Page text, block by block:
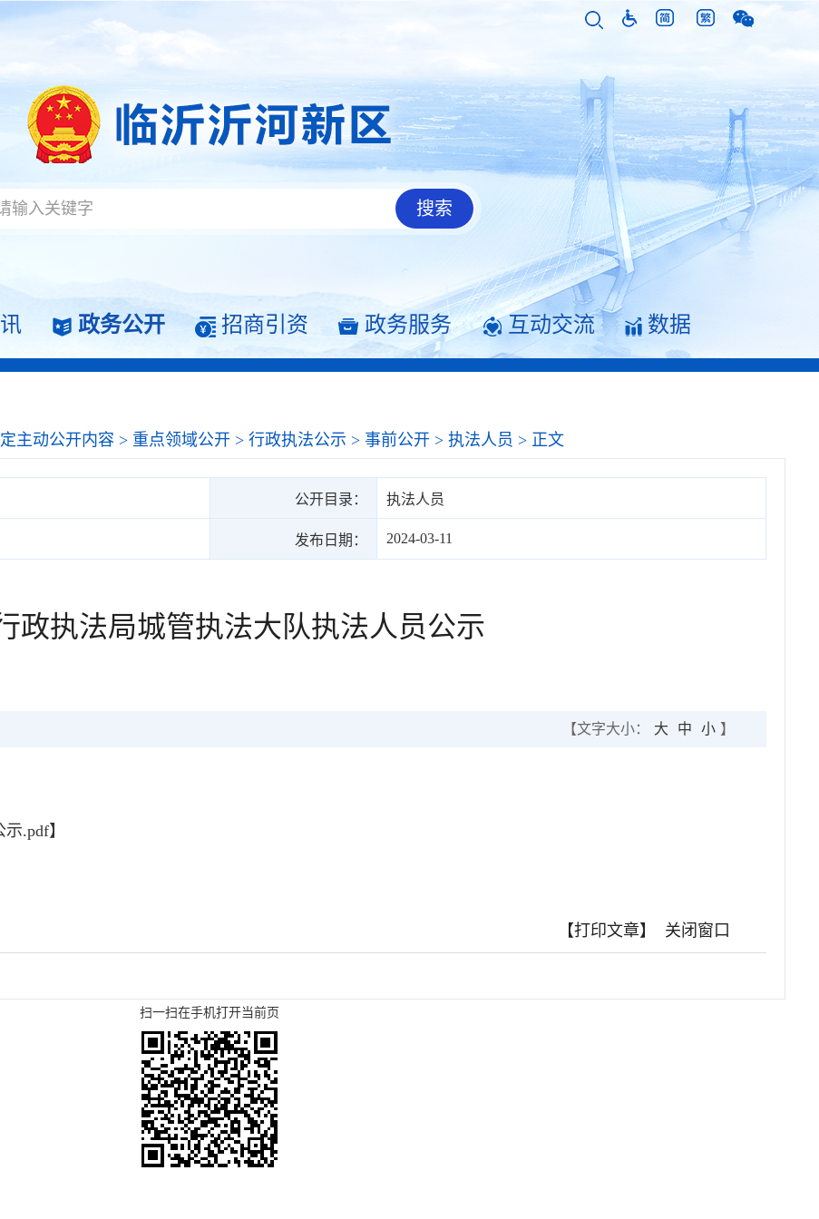
政务公开 招商引资 政务服务 互动交流 数据
主动公开内容 > 重点领域公开 > 行政执法公示 > 事前公开 > 执法人员 > 正文
公开目录： 执法人员
发布日期： 2024-03-11
政执法局城管执法大队执法人员公示
【文字大小： 大 中 小 】
示.pdf】
【打印文章】 关闭窗口
扫一扫在手机打开当前页